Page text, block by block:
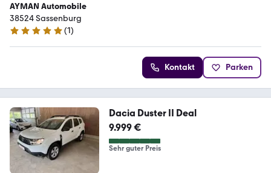
AYMAN Automobile
38524 Sassenburg
5 Sterne
(1)
Kontakt Parken
Dacia Duster II Deal
9.999 €
Sehr guter Preis